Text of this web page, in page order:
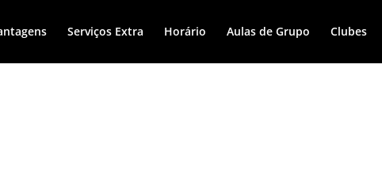
Serviços Extra Horário Aulas de Grupo Clubes